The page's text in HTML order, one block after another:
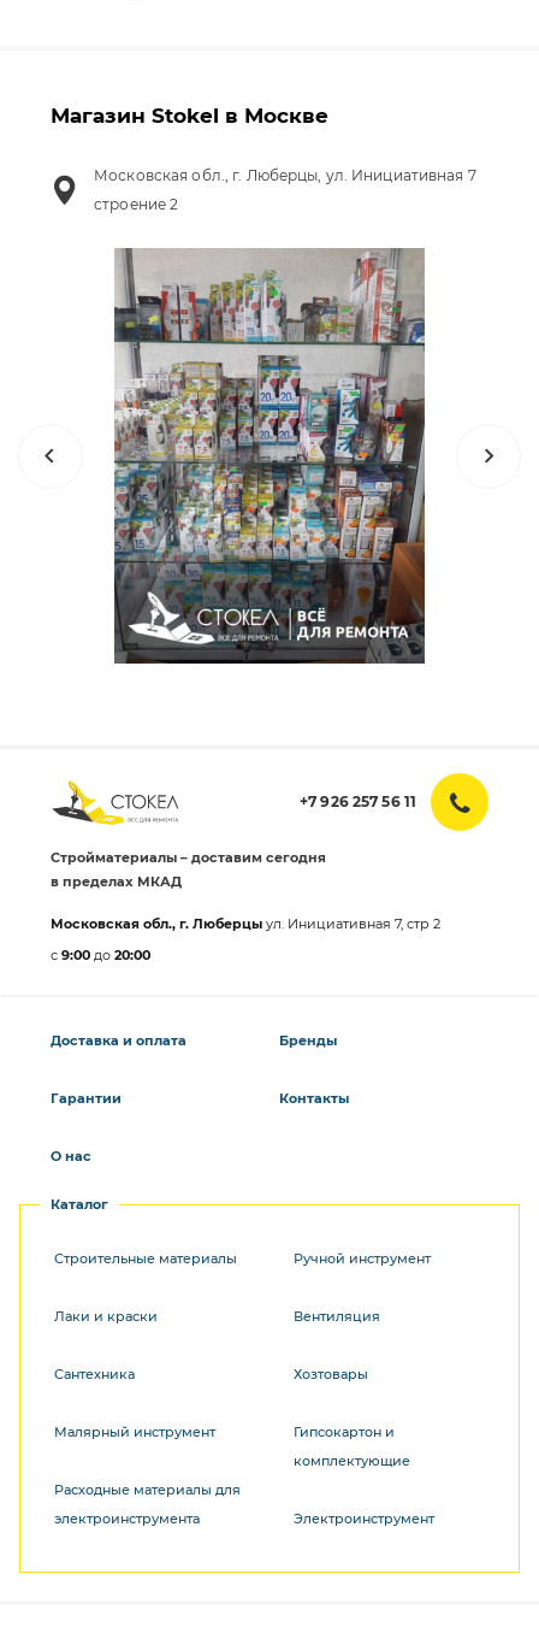
Магазин Stokel в Москве
Московская обл., г. Люберцы, ул. Инициативная 7
строение 2
+7 926 257 56 11
Стройматериалы – доставим сегодня
в пределах МКАД
Московская обл., г. Люберцы ул. Инициативная 7, стр 2
с 9:00 до 20:00
Доставка и оплата
Гарантии
О нас
Бренды
Контакты
Каталог
Строительные материалы
Лаки и краски
Сантехника
Малярный инструмент
Расходные материалы для
электроинструмента
Ручной инструмент
Вентиляция
Хозтовары
Гипсокартон и
комплектующие
Электроинструмент